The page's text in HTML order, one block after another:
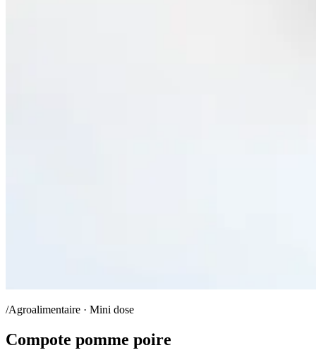
/Agroalimentaire · Mini dose
Compote pomme poire